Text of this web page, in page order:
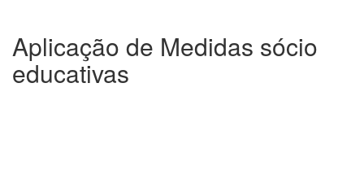
Aplicação de Medidas sócio
educativas